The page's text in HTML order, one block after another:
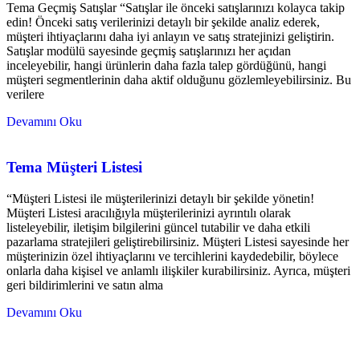
Tema Geçmiş Satışlar “Satışlar ile önceki satışlarınızı kolayca takip
edin! Önceki satış verilerinizi detaylı bir şekilde analiz ederek,
müşteri ihtiyaçlarını daha iyi anlayın ve satış stratejinizi geliştirin.
Satışlar modülü sayesinde geçmiş satışlarınızı her açıdan
inceleyebilir, hangi ürünlerin daha fazla talep gördüğünü, hangi
müşteri segmentlerinin daha aktif olduğunu gözlemleyebilirsiniz. Bu
verilere
Devamını Oku
Tema Müşteri Listesi
“Müşteri Listesi ile müşterilerinizi detaylı bir şekilde yönetin!
Müşteri Listesi aracılığıyla müşterilerinizi ayrıntılı olarak
listeleyebilir, iletişim bilgilerini güncel tutabilir ve daha etkili
pazarlama stratejileri geliştirebilirsiniz. Müşteri Listesi sayesinde her
müşterinizin özel ihtiyaçlarını ve tercihlerini kaydedebilir, böylece
onlarla daha kişisel ve anlamlı ilişkiler kurabilirsiniz. Ayrıca, müşteri
geri bildirimlerini ve satın alma
Devamını Oku